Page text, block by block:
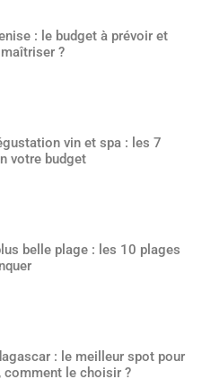
: le budget à prévoir et
?
vin et spa : les 7
votre budget
belle plage : les 10 plages
: le meilleur spot pour
comment le choisir ?